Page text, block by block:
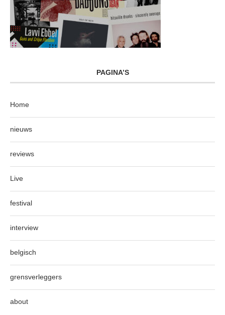
PAGINA’S
Home
nieuws
reviews
Live
festival
interview
belgisch
grensverleggers
about